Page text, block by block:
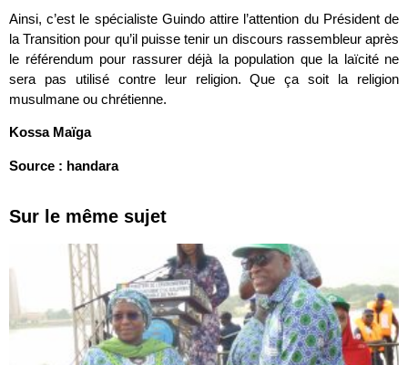
Ainsi, c’est le spécialiste Guindo attire l’attention du Président de
la Transition pour qu’il puisse tenir un discours rassembleur après
le référendum pour rassurer déjà la population que la laïcité ne
sera pas utilisé contre leur religion. Que ça soit la religion
musulmane ou chrétienne.
Kossa Maïga
Source : handara
Sur le même sujet